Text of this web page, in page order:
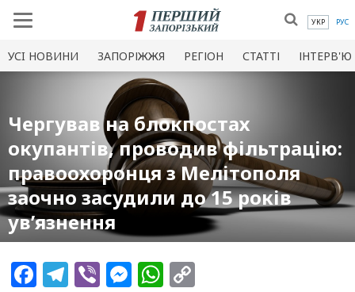
УКР РУС
УСI НОВИНИ ЗАПОРІЖЖЯ РЕГІОН СТАТТІ ІНТЕРВ'Ю
Чергував на блокпостах
окупантів, проводив фільтрацію:
правоохоронця з Мелітополя
заочно засудили до 15 років
ув’язнення
Facebook
Telegram
ViberMessenger
WhatsApp